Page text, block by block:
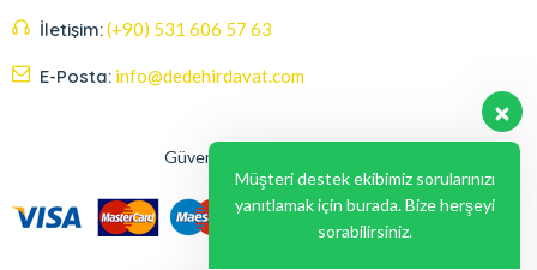
İletişim:(+90) 531 606 57 63
E-Posta: info@dedehirdavat.com
Güvenli Ödeme Seçenekleri
Müşteri destek ekibimiz sorularınızı
yanıtlamak için burada. Bize herşeyi
sorabilirsiniz.